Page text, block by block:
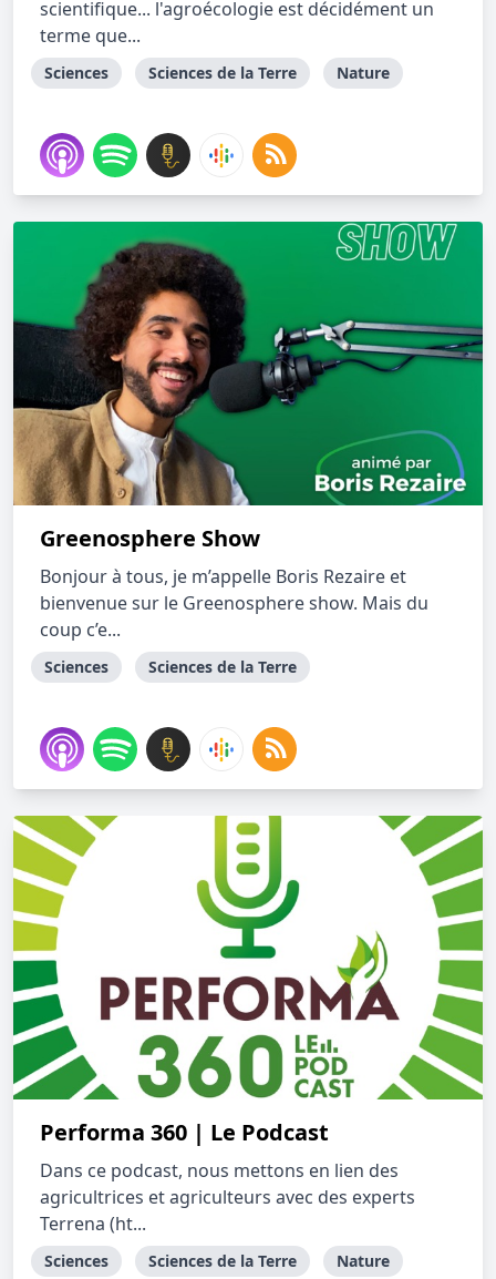
scientifique... l'agroécologie est décidément un
terme que...
Sciences Sciences de la Terre Nature
Greenosphere Show
Bonjour à tous, je m’appelle Boris Rezaire et
bienvenue sur le Greenosphere show. Mais du
coup c’e...
Sciences Sciences de la Terre
Performa 360 | Le Podcast
Dans ce podcast, nous mettons en lien des
agricultrices et agriculteurs avec des experts
Terrena (ht...
Sciences Sciences de la Terre Nature